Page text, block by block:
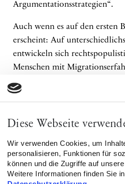
Diese Webseite
Wir verwenden Cookies, um
personalisieren, Funktionen für
können und die Zugriffe auf
Weitere Informationen finden Sie
Argumentationsstrategien“.
Auch wenn es auf den ersten
erscheint: Auf
entwickeln sich
Menschen mit
spricht mit Dr. Cihan
Erfahrungen aus seinem
in Deutschland“.
Gemeinsam sollen sich mit
auseinandersetzt werden:
Wie und mit welchem Zweck